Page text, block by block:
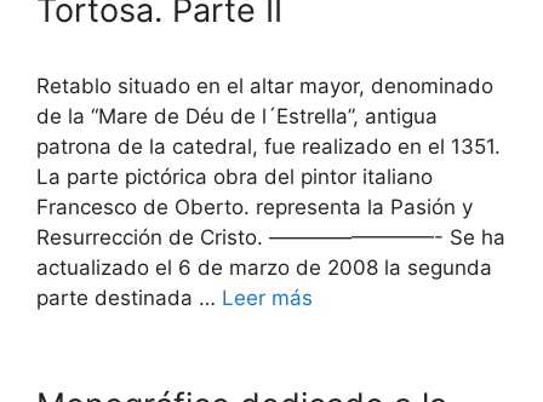
Tortosa. Parte II
Retablo situado en el altar mayor, denominado
de la “Mare de Déu de l´Estrella”, antigua
patrona de la catedral, fue realizado en el 1351.
La parte pictórica obra del pintor italiano
Francesco de Oberto. representa la Pasión y
Resurrección de Cristo. ————————- Se ha
actualizado el 6 de marzo de 2008 la segunda
parte destinada … Leer más